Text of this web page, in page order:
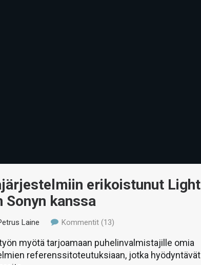
erikoistunut Light
Sonyn kanssa
Laine Kommentit (13)
myötä tarjoamaan puhelinvalmistajille omia
referenssitoteutuksiaan, jotka hyödyntävät